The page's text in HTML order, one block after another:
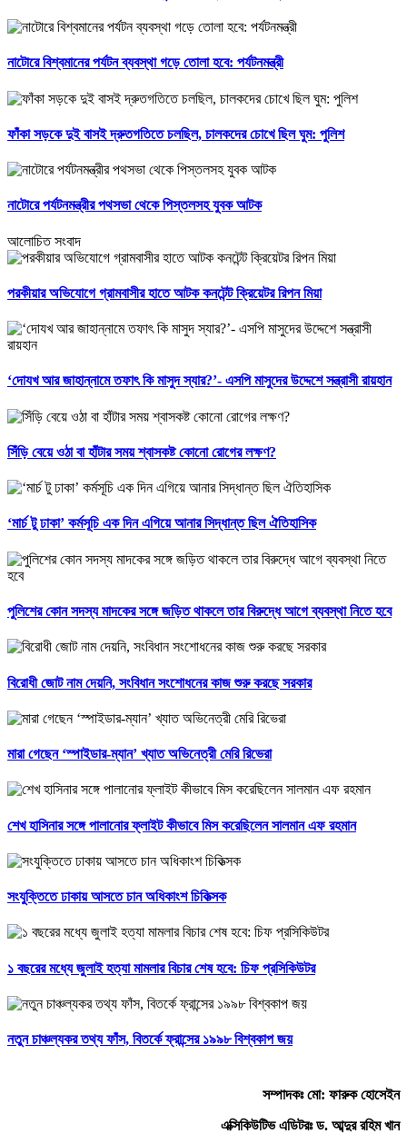
নাটোরে বিশ্বমানের পর্যটন ব্যবস্থা গড়ে তোলা হবে: পর্যটনমন্ত্রী
ফাঁকা সড়কে দুই বাসই দ্রুতগতিতে চলছিল, চালকদের চোখে ছিল ঘুম: পুলিশ
নাটোরে পর্যটনমন্ত্রীর পথসভা থেকে পিস্তলসহ যুবক আটক
আলোচিত সংবাদ
পরকীয়ার অভিযোগে গ্রামবাসীর হাতে আটক কনটেন্ট ক্রিয়েটর রিপন মিয়া
‘দোযখ আর জাহান্নামে তফাৎ কি মাসুদ স্যার?’- এসপি মাসুদের উদ্দেশে সন্ত্রাসী রায়হান
সিঁড়ি বেয়ে ওঠা বা হাঁটার সময় শ্বাসকষ্ট কোনো রোগের লক্ষণ?
‘মার্চ টু ঢাকা’ কর্মসূচি এক দিন এগিয়ে আনার সিদ্ধান্ত ছিল ঐতিহাসিক
পুলিশের কোন সদস্য মাদকের সঙ্গে জড়িত থাকলে তার বিরুদ্ধে আগে ব্যবস্থা নিতে হবে
বিরোধী জোট নাম দেয়নি, সংবিধান সংশোধনের কাজ শুরু করছে সরকার
মারা গেছেন ‘স্পাইডার-ম্যান’ খ্যাত অভিনেত্রী মেরি রিভেরা
শেখ হাসিনার সঙ্গে পালানোর ফ্লাইট কীভাবে মিস করেছিলেন সালমান এফ রহমান
সংযুক্তিতে ঢাকায় আসতে চান অধিকাংশ চিকিত্সক
১ বছরের মধ্যে জুলাই হত্যা মামলার বিচার শেষ হবে: চিফ প্রসিকিউটর
নতুন চাঞ্চল্যকর তথ্য ফাঁস, বিতর্কে ফ্রান্সের ১৯৯৮ বিশ্বকাপ জয়
সম্পাদকঃ মো: ফারুক হোসেইন
এক্সিকিউটিভ এডিটরঃ ড. আব্দুর রহিম খান